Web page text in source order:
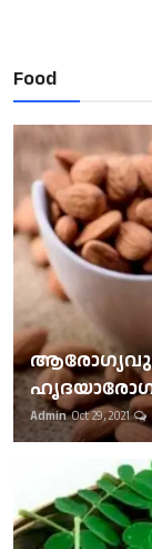
Food
Admin Oct 29, 2021